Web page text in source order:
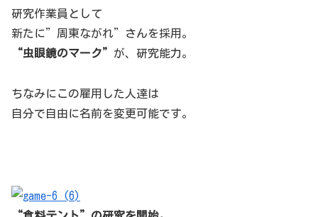
研究作業員として
新たに”周東ながれ”さんを採用。
“虫眼鏡のマーク” が、研究能力。
ちなみにこの雇用した人達は
自分で自由に名前を変更可能です。